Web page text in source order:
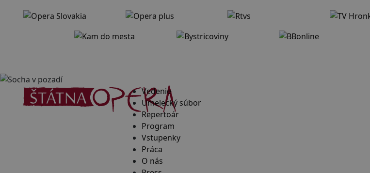
Vedenie
Umelecký súbor
Repertoár
Program
Vstupenky
Práca
O nás